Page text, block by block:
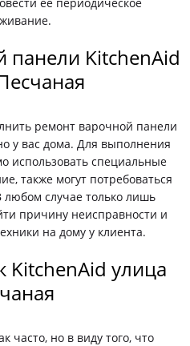
панели KitchenAid
ремонт варочной панели
у вас дома. Для выполнения
использовать специальные
также могут потребоваться
случае только лишь
причину неисправности и
на дому у клиента.
KitchenAid улица
часто, но в виду того, что